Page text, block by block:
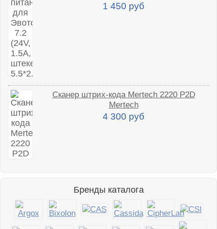
1 450 руб
Сканер штрих-кода Mertech 2220 P2D
Mertech
4 300 руб
Бренды каталога